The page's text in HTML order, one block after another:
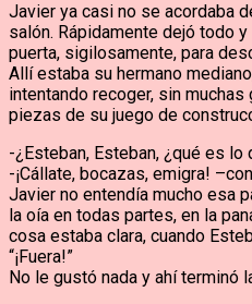
Javier ya casi no se acordaba
salón. Rápidamente dejó todo
puerta, sigilosamente, para
Allí estaba su hermano
intentando recoger, sin
piezas de su juego de
-¿Esteban, Esteban, ¿qué es lo
-¡Cállate, bocazas, emigra!
Javier no entendía mucho esa
la oía en todas partes, en la
cosa estaba clara, cuando
“¡Fuera!”
No le gustó nada y ahí terminó